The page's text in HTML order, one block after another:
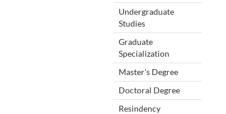
Undergraduate
Studies
Graduate
Specialization
Master's Degree
Doctoral Degree
Resindency